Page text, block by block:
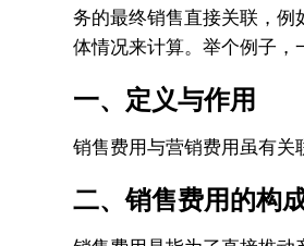
务的最终销售直接关联，
体情况来计算。举个例子，
一、定义与作用
销售费用与营销费用虽有关
二、销售费用的构